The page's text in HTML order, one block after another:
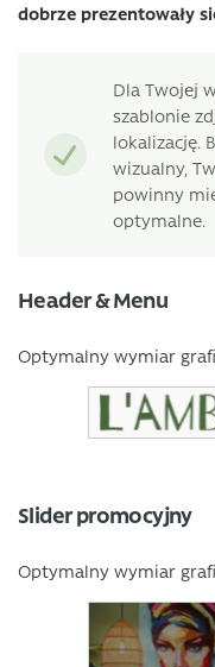
dobrze prezentowały
Dla Twojej
szablonie
lokalizację.
wizualny,
powinny
optymalne.
Header & Menu
Optymalny wymiar
Slider promocyjny
Optymalny wymiar